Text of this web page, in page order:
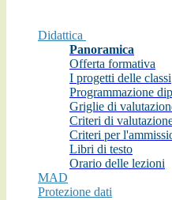
Didattica
Panoramica
Offerta formativa
I progetti delle classi
Programmazione
Griglie di
Criteri di
Criteri per
Libri di testo
Orario delle lezioni
MAD
Protezione dati